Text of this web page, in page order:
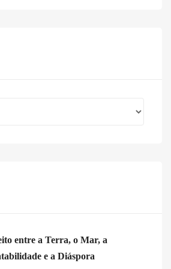
entre a Terra, o Mar, a
e a Diáspora